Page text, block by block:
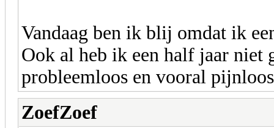
Vandaag ben ik blij omdat ik
Ook al heb ik een half jaar niet
probleemloos en vooral
ZoefZoef